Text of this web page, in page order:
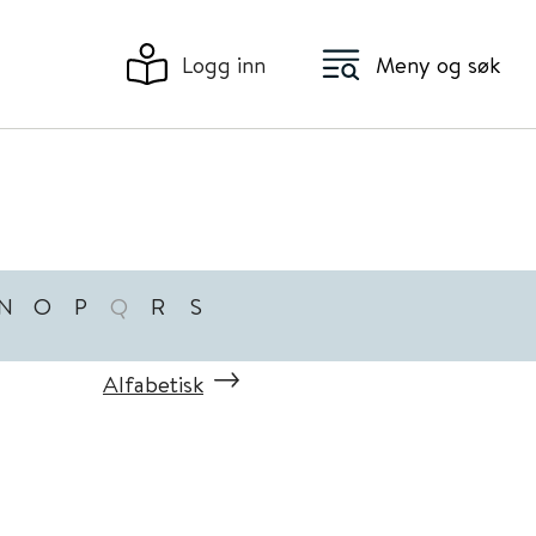
Logg inn Meny og søk
O P Q R S
Alfabetisk